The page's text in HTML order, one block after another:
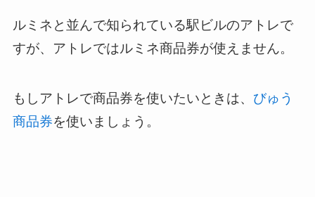
ルミネと並んで知られている駅ビルのアトレで
すが、アトレではルミネ商品券が使えません。
もしアトレで商品券を使いたいときは、 びゅう
商品券を使いましょう。